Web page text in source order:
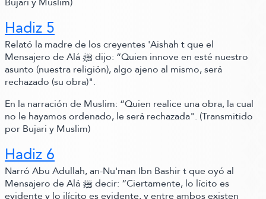
Hadiz 5
Relató la madre de los creyentes 'Aishah t que el
Mensajero de Alá ﷺ‬ dijo: “Quien innove en esté nuestro
asunto (nuestra religión), algo ajeno al mismo, será
rechazado (su obra)".
En la narración de Muslim: “Quien realice una obra, la cual
no le hayamos ordenado, le será rechazada". (Transmitido
por Bujari y Muslim)
Hadiz 6
Narró Abu Adullah, an-Nu'man Ibn Bashir t que oyó al
Mensajero de Alá ﷺ‬ decir: “Ciertamente, lo lícito es